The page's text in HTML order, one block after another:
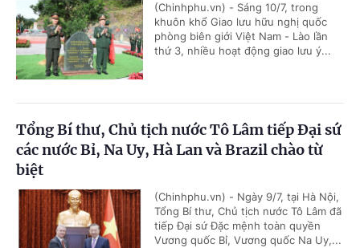
(Chinhphu.vn) - Sáng 10/7, trong
khuôn khổ Giao lưu hữu nghị quốc
phòng biên giới Việt Nam - Lào lần
thứ 3, nhiều hoạt động giao lưu ý...
Tổng Bí thư, Chủ tịch nước Tô Lâm tiếp Đại sứ
các nước Bỉ, Na Uy, Hà Lan và Brazil chào từ
biệt
(Chinhphu.vn) - Ngày 9/7, tại Hà Nội,
Tổng Bí thư, Chủ tịch nước Tô Lâm đã
tiếp Đại sứ Đặc mệnh toàn quyền
Vương quốc Bỉ, Vương quốc Na Uy,...